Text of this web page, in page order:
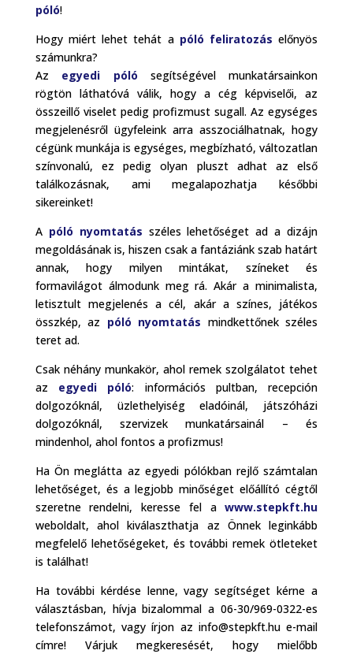
póló!
Hogy miért lehet tehát a póló feliratozás előnyös
számunkra?
Az egyedi póló segítségével munkatársainkon
rögtön láthatóvá válik, hogy a cég képviselői, az
összeillő viselet pedig profizmust sugall. Az egységes
megjelenésről ügyfeleink arra asszociálhatnak, hogy
cégünk munkája is egységes, megbízható, változatlan
színvonalú, ez pedig olyan pluszt adhat az első
találkozásnak, ami megalapozhatja későbbi
sikereinket!
A póló nyomtatás széles lehetőséget ad a dizájn
megoldásának is, hiszen csak a fantáziánk szab határt
annak, hogy milyen mintákat, színeket és
formavilágot álmodunk meg rá. Akár a minimalista,
letisztult megjelenés a cél, akár a színes, játékos
összkép, az póló nyomtatás mindkettőnek széles
teret ad.
Csak néhány munkakör, ahol remek szolgálatot tehet
az egyedi póló: információs pultban, recepción
dolgozóknál, üzlethelyiség eladóinál, játszóházi
dolgozóknál, szervizek munkatársainál – és
mindenhol, ahol fontos a profizmus!
Ha Ön meglátta az egyedi pólókban rejlő számtalan
lehetőséget, és a legjobb minőséget előállító cégtől
szeretne rendelni, keresse fel awww.stepkft.hu
weboldalt, ahol kiválaszthatja az Önnek leginkább
megfelelő lehetőségeket, és további remek ötleteket
is találhat!
Ha további kérdése lenne, vagy segítséget kérne a
választásban, hívja bizalommal a 06-30/969-0322-es
telefonszámot, vagy írjon az info@stepkft.hu e-mail
címre! Várjuk megkeresését, hogy mielőbb